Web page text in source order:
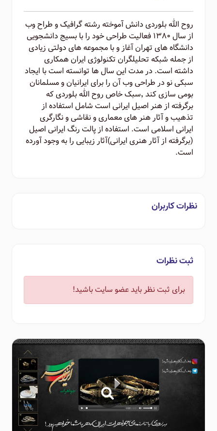
روح الله بلوردی دانش آموخته رشته گرافیک و طراح وب
از سال ۱۳۸۰ فعالیت طراحی خود را با بسیج دانشجویی
دانشگاه های تهران آغاز و با مجموعه های دولتی زیادی
از جمله شبکه تحلیلگران تکنولوژی ایران همکاری
داشته است. در مدت این سال ها توانسته است با ایجاد
سبکی نو در طراحی وب آن را برای ایرانیان و مسلمانان
بومی سازی کند ٬‌سبک خاص روح الله بلوردی که
برگرفته از هنر اصیل ایرانی است شامل استفاده از
تذهیب و آثار هنر های معماری و نقاشی و نگارگری
ایرانی اسلامی است. استفاده از پالت رنگ ایرانی اصیل
(برگرفته از آثار هنری ایرانی)‌آثار زیبایی را به وجود آورده
است.
نظرات کاربران
ثبت نظرات
برای ثبت نظر باید عضو سایت باشید!